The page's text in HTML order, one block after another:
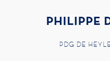
PHILIPPE
PDG DE